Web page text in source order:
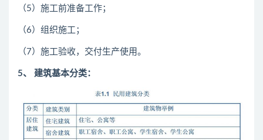
（5）施工前准备工作；
（6）组织施工；
（7）施工验收，交付生产使用。
5、 建筑基本分类：